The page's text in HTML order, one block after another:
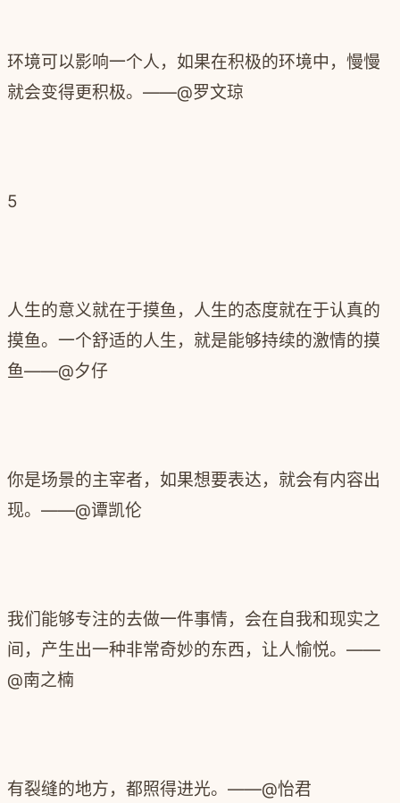
环境可以影响一个人，如果在积极的环境中，慢慢
就会变得更积极。 ——@罗文琼
5
人生的意义就在于摸鱼，人生的态度就在于认真的
摸鱼。一个舒适的人生，就是能够持续的激情的摸
鱼——@夕仔
你是场景的主宰者，如果想要表达，就会有内容出
现。——@谭凯伦
我们能够专注的去做一件事情，会在自我和现实之
间，产生出一种非常奇妙的东西，让人愉悦。——
@南之楠
有裂缝的地方，都照得进光。——@怡君